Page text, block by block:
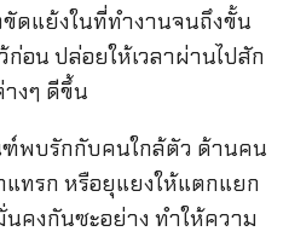
งขัดแย้งในที่ทำงานจนถึงขั้น
อน ปล่อยให้เวลาผ่านไปสัก
งๆ ดีขึ้น
พบรักกับคนใกล้ตัว ด้านคน
ทรก หรือยุแยงให้แตกแยก
งกันซะอย่าง ทำให้ความ